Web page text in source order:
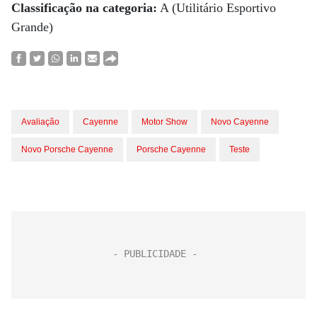
Classificação na categoria: A (Utilitário Esportivo
Grande)
Avaliação Cayenne Motor Show Novo Cayenne
Novo Porsche Cayenne Porsche Cayenne Teste